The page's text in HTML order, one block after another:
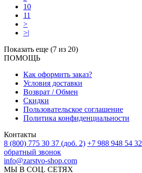
10
11
>
>|
Показать еще (7 из 20)
ПОМОЩЬ
Как оформить заказ?
Условия доставки
Возврат / Обмен
Скидки
Пользовательское соглашение
Политика конфиденциальности
Контакты
8 (800) 775 30 37 (доб. 2) +7 988 948 54 32
обратный звонок
info@zarstvo-shop.com
МЫ В СОЦ. СЕТЯХ